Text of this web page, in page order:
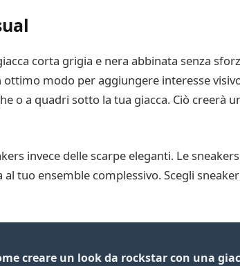
corta grigia e nera abbinata senza
modo per aggiungere interesse
o a quadri sotto la tua giacca. Ciò creerà
invece delle scarpe eleganti. Le
tuo ensemble complessivo. Scegli
creare un look da rockstar con una